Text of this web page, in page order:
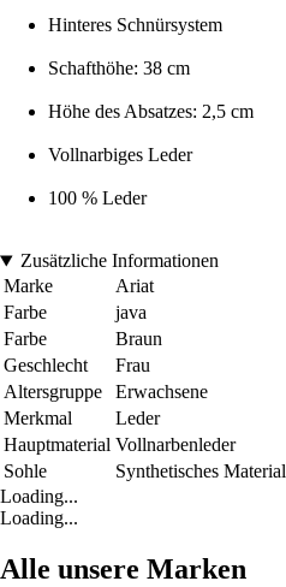
Hinteres Schnürsystem
Schafthöhe: 38 cm
Höhe des Absatzes: 2,5 cm
Vollnarbiges Leder
100 % Leder
Zusätzliche Informationen
Marke
Ariat
Farbe
java
Farbe
Braun
Geschlecht
Frau
Altersgruppe
Erwachsene
Merkmal
Leder
Hauptmaterial Vollnarbenleder
Sohle
Synthetisches Material
Loading...
Loading...
Alle unsere Marken